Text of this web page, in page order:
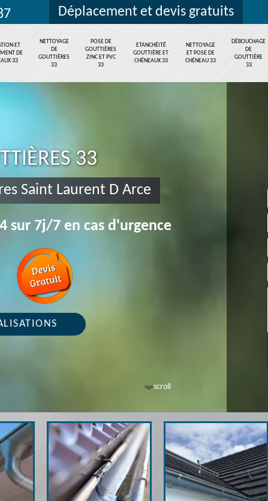
Déplacement et devis gratuits
ET
DE
33
NETTOYAGE
DE
GOUTTIÈRES
33
POSE DE
GOUTTIÈRES
ZINC ET PVC
33
ETANCHÉITÉ
GOUTTIÈRE ET
CHÉNEAUX 33
NETTOYAGE
ET POSE DE
CHÉNEAU 33
DÉBOUCHAGE
DE
GOUTTIÈRE
33
scroll
33
Saint Laurent D Arce
sur 7j/7 en cas d'urgence